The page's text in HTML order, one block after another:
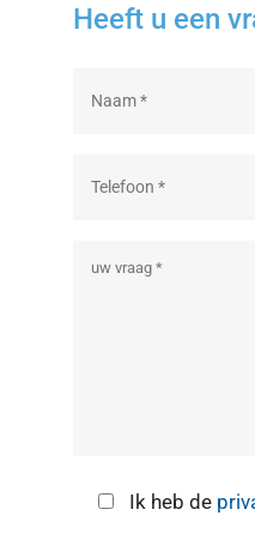
Heeft u een
Ik heb de